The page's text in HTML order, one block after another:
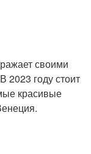
своими
2023 году стоит
красивые